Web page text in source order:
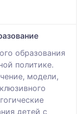
образования
политике.
модели,
детей с